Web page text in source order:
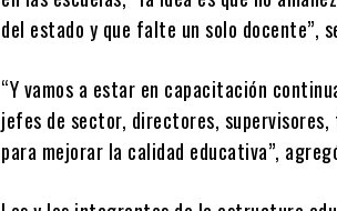
del estado y que falte un solo docente”,
“Y vamos a estar en capacitación
jefes de sector, directores,
para mejorar la calidad educativa”,